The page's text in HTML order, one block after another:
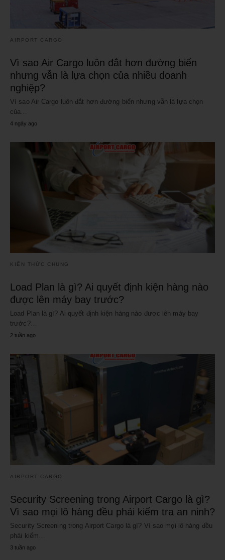
AIRPORT CARGO
Vì sao Air Cargo luôn đắt hơn đường biển
nhưng vẫn là lựa chọn của nhiều doanh
nghiệp?
Vì sao Air Cargo luôn đắt hơn đường biển nhưng vẫn là lựa chọn
của…
4 ngày ago
KIẾN THỨC CHUNG
Load Plan là gì? Ai quyết định kiện hàng nào
được lên máy bay trước?
Load Plan là gì? Ai quyết định kiện hàng nào được lên máy bay
trước?…
2 tuần ago
AIRPORT CARGO
Security Screening trong Airport Cargo là gì?
Vì sao mọi lô hàng đều phải kiểm tra an ninh?
Security Screening trong Airport Cargo là gì? Vì sao mọi lô hàng đều
phải kiểm…
3 tuần ago